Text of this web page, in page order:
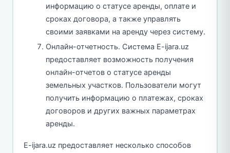
информацию о статусе аренды, оплате и
сроках договора, а также управлять
своими заявками на аренду через систему.
Онлайн-отчетность. Система E-ijara.uz
предоставляет возможность получения
онлайн-отчетов о статусе аренды
земельных участков. Пользователи могут
получить информацию о платежах, сроках
договоров и других важных параметрах
аренды.
E-ijara.uz предоставляет несколько способов